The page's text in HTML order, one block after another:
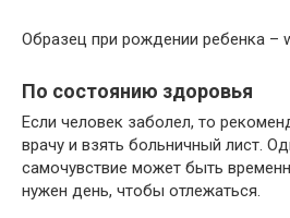
Образец при рождении ребенка –
По состоянию здоровья
Если человек заболел, то
врачу и взять больничный лист.
самочувствие может быть
нужен день, чтобы отлежаться.